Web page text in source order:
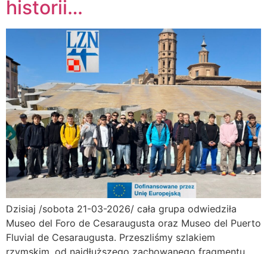
historii…
Dzisiaj /sobota 21-03-2026/ cała grupa odwiedziła
Museo del Foro de Cesaraugusta oraz Museo del Puerto
Fluvial de Cesaraugusta. Przeszliśmy szlakiem